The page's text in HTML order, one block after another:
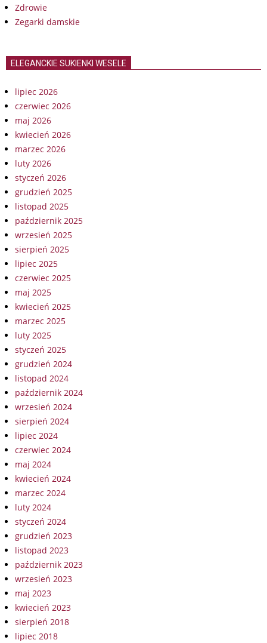
Zdrowie
Zegarki damskie
ELEGANCKIE SUKIENKI WESELE
lipiec 2026
czerwiec 2026
maj 2026
kwiecień 2026
marzec 2026
luty 2026
styczeń 2026
grudzień 2025
listopad 2025
październik 2025
wrzesień 2025
sierpień 2025
lipiec 2025
czerwiec 2025
maj 2025
kwiecień 2025
marzec 2025
luty 2025
styczeń 2025
grudzień 2024
listopad 2024
październik 2024
wrzesień 2024
sierpień 2024
lipiec 2024
czerwiec 2024
maj 2024
kwiecień 2024
marzec 2024
luty 2024
styczeń 2024
grudzień 2023
listopad 2023
październik 2023
wrzesień 2023
maj 2023
kwiecień 2023
sierpień 2018
lipiec 2018